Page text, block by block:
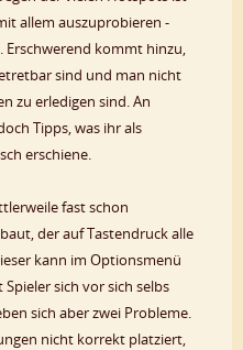
allem auszuprobieren -
Erschwerend kommt hinzu,
sind und man nicht
zu erledigen sind. An
Tipps, was ihr als
erschiene.
fast schon
der auf Tastendruck alle
kann im Optionsmenü
sich vor sich selbs
sich aber zwei Probleme.
nicht korrekt platziert,